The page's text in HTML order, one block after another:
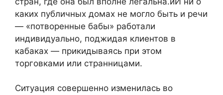
каких публичных домах не могло быть и речи
— «потворенные бабы» работали
индивидуально, поджидая клиентов в
кабаках — прикидываясь при этом
торговками или странницами.
Ситуация совершенно изменилась во